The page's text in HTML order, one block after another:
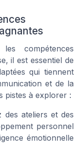
compétences
il est essentiel de
qui tiennent
et de la
pistes à explorer :
des ateliers et des
personnel
émotionnelle